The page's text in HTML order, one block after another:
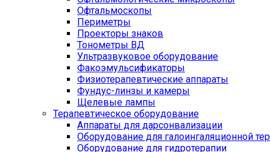
Офтальмоскопы
Периметры
Проекторы знаков
Тонометры ВД
Ультразвуковое оборудование
Факоэмульсификаторы
Физиотерапевтические аппараты
Фундус-линзы и камеры
Щелевые лампы
Терапевтическое оборудование
Аппараты для дарсонвализации
Оборудование для галоингаляционной
Оборудование для гидротерапии